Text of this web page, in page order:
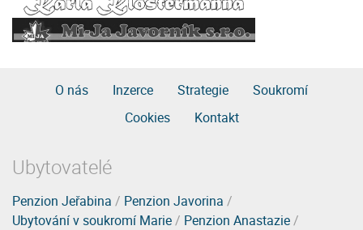
O nás Inzerce Strategie
Soukromí
Cookies
Kontakt
Ubytovatelé
Penzion Jeřabina / Penzion Javorina /
Ubytování v soukromí Marie/ Penzion Anastazie/